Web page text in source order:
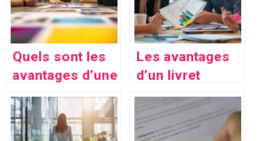
clients réussies
implantation
Quels sont les
avantages d’une
bonne
imprimerie sur
une entreprise :
Les avantages
d’un livret
d’accueil
personnalisé
pour votre